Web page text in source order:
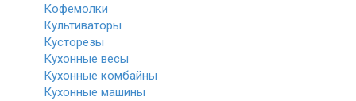
Кофемолки
Культиваторы
Кусторезы
Кухонные весы
Кухонные комбайны
Кухонные машины